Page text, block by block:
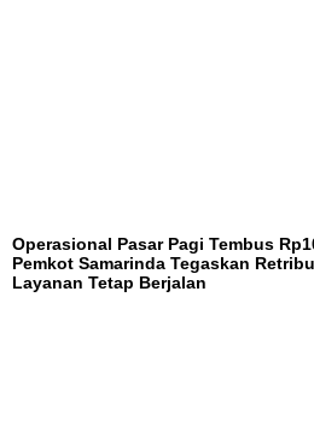
Operasional Pasar Pagi Tembus
Pemkot Samarinda Tegaskan
Layanan Tetap Berjalan